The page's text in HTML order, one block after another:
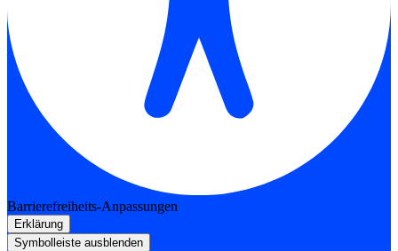
Barrierefreiheits-Anpassungen
Erklärung
Symbolleiste ausblenden